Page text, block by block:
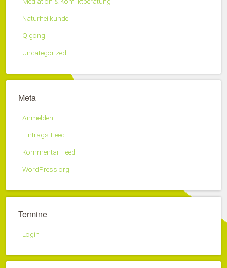
Naturheilkunde
Qigong
Uncategorized
Meta
Anmelden
Eintrags-Feed
Kommentar-Feed
WordPress.org
Termine
Login